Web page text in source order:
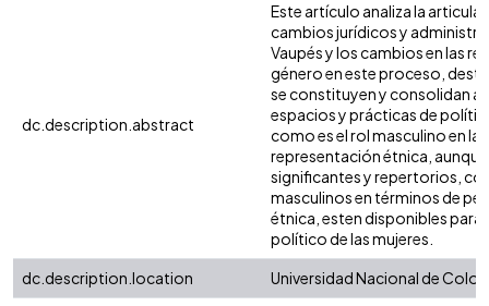
dc.description.abstract
Este artículo analiza la
cambios jurídicos y
Vaupés y los cambios en las
género en este proceso,
se constituyen y consolidan
espacios y prácticas de
como es el rol masculino en la
representación étnica,
significantes y repertorios,
masculinos en términos de
étnica, esten disponibles para
político de las mujeres.
dc.description.location
Universidad Nacional de